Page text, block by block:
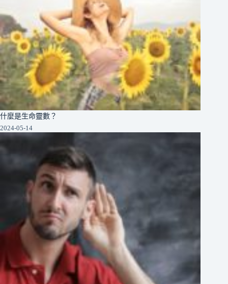
什麼是生命靈數？
2024-05-14